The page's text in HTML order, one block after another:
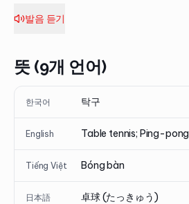
발음 듣기
뜻 (9개 언어)
한국어 탁구
English Table tennis; Ping-pong
Tiếng Việt Bóng bàn
日本語 卓球 (たっきゅう)